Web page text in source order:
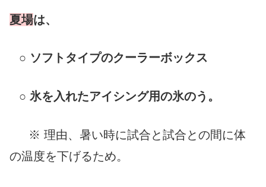
夏場は、
○ ソフトタイプのクーラーボックス
○ 氷を入れたアイシング用の氷のう。
※ 理由、暑い時に試合と試合との間に体
の温度を下げるため。